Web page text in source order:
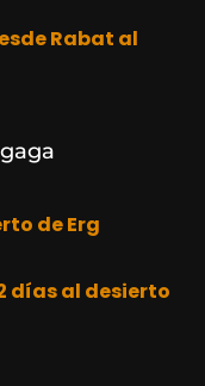
Rabat al
de Erg
días al desierto